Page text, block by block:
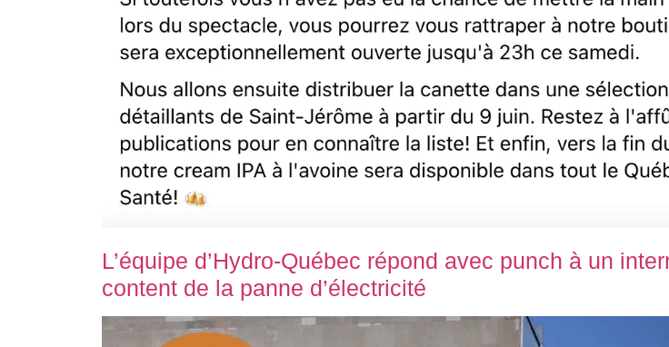
L’équipe d’Hydro-Québec répond avec punch à un
content de la panne d’électricité